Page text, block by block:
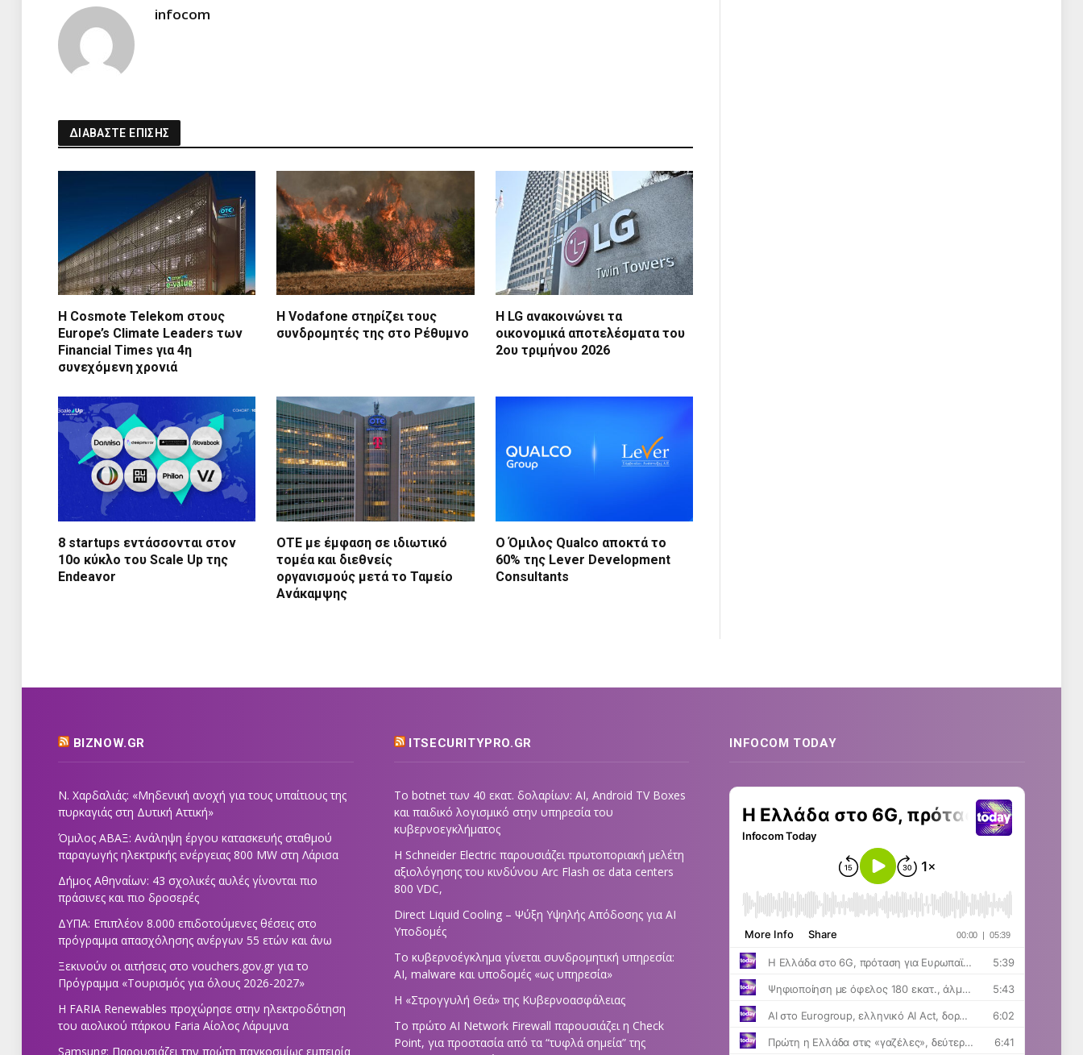
infocom
ΔΙΑΒΑΣΤΕ ΕΠΙΣΗΣ
Η Cosmote Telekom στους
Europe’s Climate Leaders των
Financial Times για 4η
συνεχόμενη χρονιά
Η Vodafone στηρίζει τους
συνδρομητές της στο Ρέθυμνο
Η LG ανακοινώνει τα
οικονομικά αποτελέσματα του
2ου τριμήνου 2026
8 startups εντάσσονται στον
10ο κύκλο του Scale Up της
Endeavor
ΟΤΕ με έμφαση σε ιδιωτικό
τομέα και διεθνείς
οργανισμούς μετά το Ταμείο
Ανάκαμψης
Ο Όμιλος Qualco αποκτά το
60% της Lever Development
Consultants
BIZNOW.GR
Ν. Χαρδαλιάς: «Μηδενική ανοχή για τους υπαίτιους της
πυρκαγιάς στη Δυτική Αττική»
Όμιλος ΑΒΑΞ: Ανάληψη έργου κατασκευής σταθμού
παραγωγής ηλεκτρικής ενέργειας 800 ΜW στη Λάρισα
Δήμος Αθηναίων: 43 σχολικές αυλές γίνονται πιο
πράσινες και πιο δροσερές
ΔΥΠΑ: Επιπλέον 8.000 επιδοτούμενες θέσεις στο
πρόγραμμα απασχόλησης ανέργων 55 ετών και άνω
Ξεκινούν οι αιτήσεις στο vouchers.gov.gr για το
Πρόγραμμα «Τουρισμός για όλους 2026-2027»
Η FARIA Renewables προχώρησε στην ηλεκτροδότηση
του αιολικού πάρκου Faria Αίολος Λάρυμνα
Samsung: Παρουσιάζει την πρώτη παγκοσμίως εμπειρία
ITSECURITYPRO.GR
Το botnet των 40 εκατ. δολαρίων: AI, Android TV Boxes
και παιδικό λογισμικό στην υπηρεσία του
κυβερνοεγκλήματος
Η Schneider Electric παρουσιάζει πρωτοποριακή μελέτη
αξιολόγησης του κινδύνου Arc Flash σε data centers
800 VDC,
Direct Liquid Cooling – Ψύξη Υψηλής Απόδοσης για AI
Υποδομές
Το κυβερνοέγκλημα γίνεται συνδρομητική υπηρεσία:
AI, malware και υποδομές «ως υπηρεσία»
Η «Στρογγυλή Θεά» της Κυβερνοασφάλειας
Tο πρώτο AI Network Firewall παρουσιάζει η Check
Point, για προστασία από τα “τυφλά σημεία” της
INFOCOM TODAY